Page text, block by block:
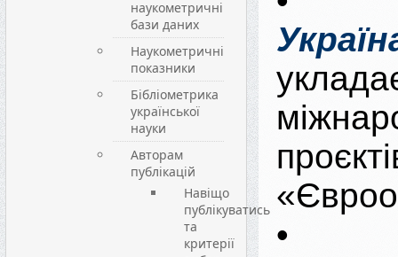
наукометричні
бази даних
Наукометричні
показники
Бібліометрика
української
науки
Авторам
публікацій
Навіщо
публікуватись
та
критерії